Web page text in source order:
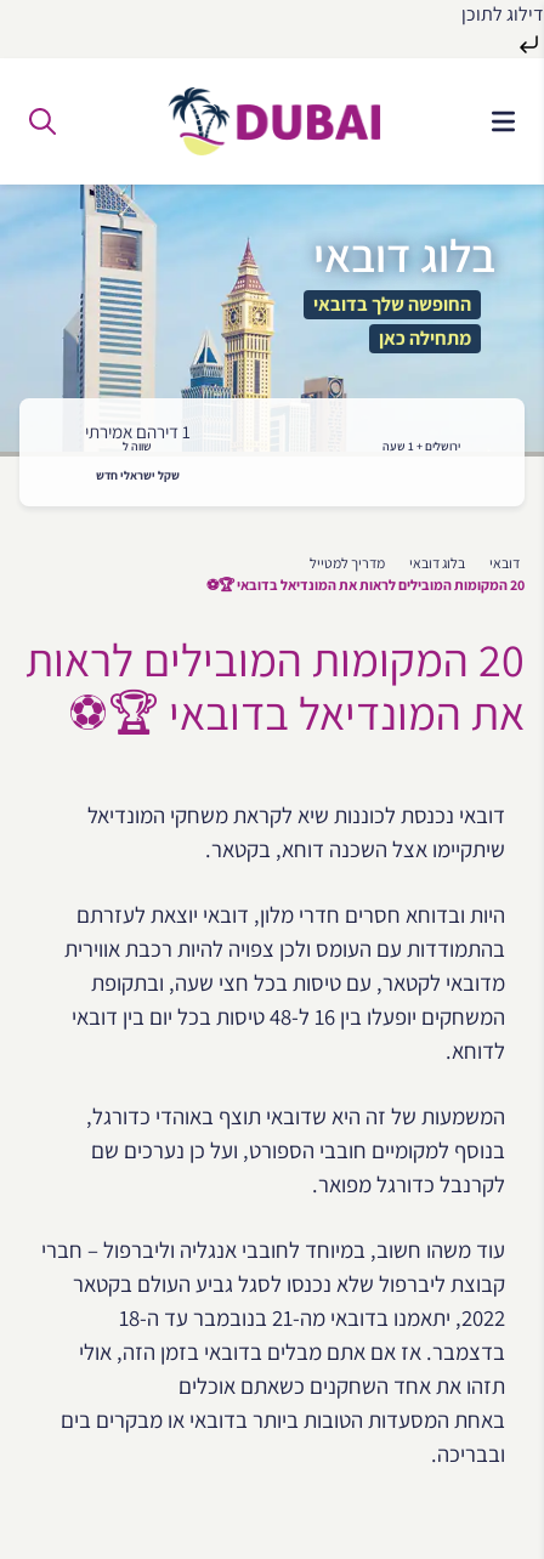
דילוג לתוכן
התוכן
בלוג דובאי
החופשה שלך בדובאי
מתחילה כאן
ירושלים + 1 שעה
1 דירהם אמירתי
שווה ל
שקל ישראלי חדש
דובאי בלוג דובאי
מדריך למטייל
20 המקומות המובילים לראות את המונדיאל בדובאי 🏆⚽
20 המקומות המובילים לראות
את המונדיאל בדובאי 🏆⚽
דובאי נכנסת לכוננות שיא לקראת משחקי המונדיאל
שיתקיימו אצל השכנה דוחא, בקטאר.
היות ובדוחא חסרים חדרי מלון, דובאי יוצאת לעזרתם
בהתמודדות עם העומס ולכן צפויה להיות רכבת אווירית
מדובאי לקטאר, עם טיסות בכל חצי שעה, ובתקופת
המשחקים יופעלו בין 16 ל-48 טיסות בכל יום בין דובאי
לדוחא.
המשמעות של זה היא שדובאי תוצף באוהדי כדורגל,
בנוסף למקומיים חובבי הספורט, ועל כן נערכים שם
לקרנבל כדורגל מפואר.
עוד משהו חשוב, במיוחד לחובבי אנגליה וליברפול – חברי
קבוצת ליברפול שלא נכנסו לסגל גביע העולם בקטאר
2022, יתאמנו בדובאי מה-21 בנובמבר עד ה-18
בדצמבר. אז אם אתם מבלים בדובאי בזמן הזה, אולי
תזהו את אחד השחקנים כשאתם אוכלים
באחת המסעדות הטובות ביותר בדובאי או מבקרים בים
ובבריכה.